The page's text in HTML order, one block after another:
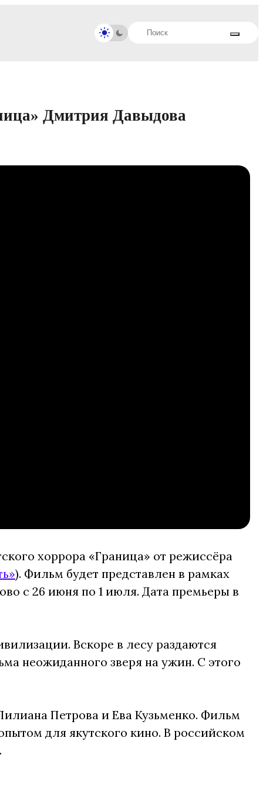
Дмитрия Давыдова
хоррора «Граница» от режиссёра
). Фильм будет представлен в рамках
с 26 июня по 1 июля. Дата премьеры в
Вскоре в лесу раздаются
неожиданного зверя на ужин. С этого
Петрова и Ева Кузьменко. Фильм
для якутского кино. В российском